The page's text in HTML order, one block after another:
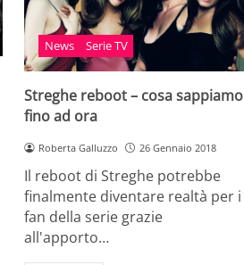
News Serie TV
Streghe reboot – cosa sappiamo
fino ad ora
Roberta Galluzzo 26 Gennaio 2018
Il reboot di Streghe potrebbe
finalmente diventare realtà per i
fan della serie grazie
all'apporto…